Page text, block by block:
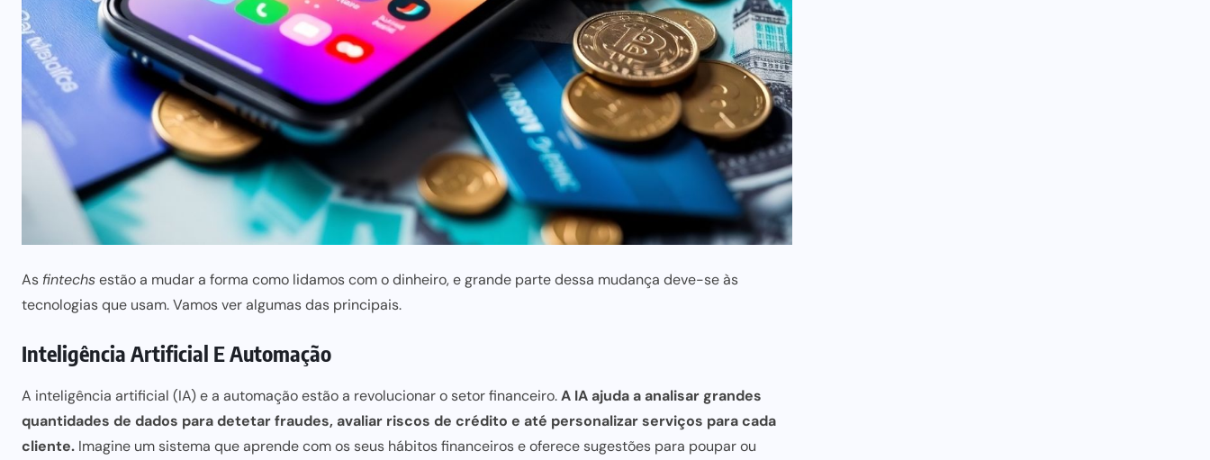
As fintechsestão a mudar a forma como lidamos com o dinheiro, e grande parte dessa mudança deve-se às
tecnologias que usam. Vamos ver algumas das principais.
Inteligência Artificial E Automação
A inteligência artificial (IA) e a automação estão a revolucionar o setor financeiro.A IA ajuda a analisar grandes
quantidades de dados para detetar fraudes, avaliar riscos de crédito e até personalizar serviços para cada
cliente. Imagine um sistema que aprende com os seus hábitos financeiros e oferece sugestões para poupar ou